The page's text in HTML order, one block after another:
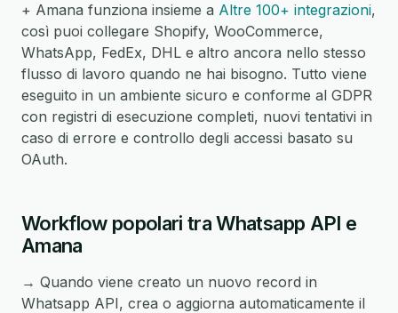
+ Amana funziona insieme a Altre 100+ integrazioni,
così puoi collegare Shopify, WooCommerce,
WhatsApp, FedEx, DHL e altro ancora nello stesso
flusso di lavoro quando ne hai bisogno. Tutto viene
eseguito in un ambiente sicuro e conforme al GDPR
con registri di esecuzione completi, nuovi tentativi in
caso di errore e controllo degli accessi basato su
OAuth.
Workflow popolari tra Whatsapp API e
Amana
→ Quando viene creato un nuovo record in
Whatsapp API, crea o aggiorna automaticamente il